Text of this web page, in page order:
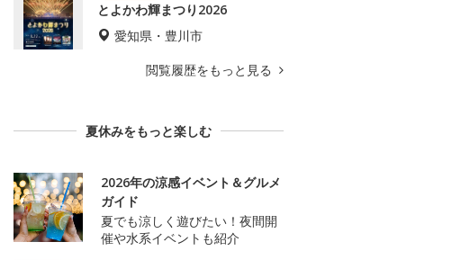
とよかわ輝まつり2026
愛知県・豊川市
閲覧履歴をもっと見る
夏休みをもっと楽しむ
2026年の涼感イベント＆グルメ
ガイド
夏でも涼しく遊びたい！夜間開
催や水系イベントも紹介